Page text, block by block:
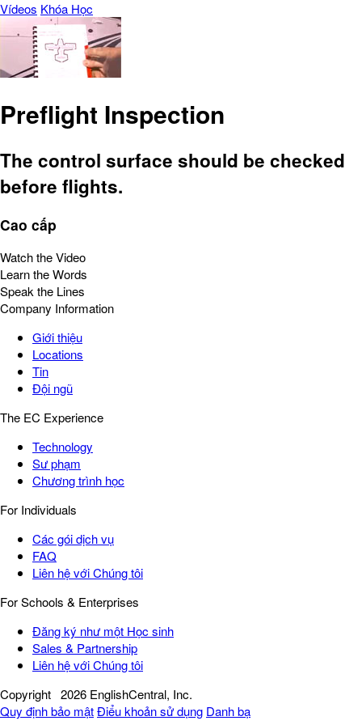
Vídeos Khóa Học
Preflight Inspection
The control surface should be checked
before flights.
Cao cấp
Watch the Video
Learn the Words
Speak the Lines
Company Information
Giới thiệu
Locations
Tin
Đội ngũ
The EC Experience
Technology
Sư phạm
Chương trình học
For Individuals
Các gói dịch vụ
FAQ
Liên hệ với Chúng tôi
For Schools & Enterprises
Đăng ký như một Học sinh
Sales & Partnership
Liên hệ với Chúng tôi
Copyright 2026 EnglishCentral, Inc.
Quy định bảo mậtĐiểu khoản sử dụng Danh bạ